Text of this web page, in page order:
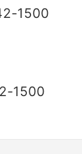
1500
1500